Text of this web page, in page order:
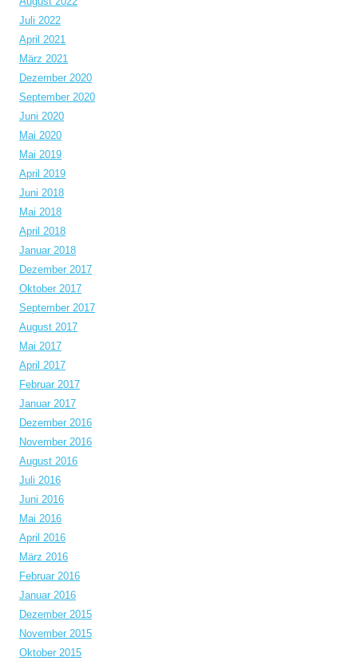
Juli 2022
April 2021
März 2021
Dezember 2020
September 2020
Juni 2020
Mai 2020
Mai 2019
April 2019
Juni 2018
Mai 2018
April 2018
Januar 2018
Dezember 2017
Oktober 2017
September 2017
August 2017
Mai 2017
April 2017
Februar 2017
Januar 2017
Dezember 2016
November 2016
August 2016
Juli 2016
Juni 2016
Mai 2016
April 2016
März 2016
Februar 2016
Januar 2016
Dezember 2015
November 2015
Oktober 2015